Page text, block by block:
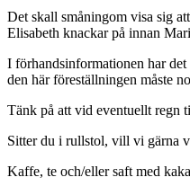
​Det skall småningom visa sig
Elisabeth knackar på innan
I förhandsinformationen har det
den här föreställningen måste
Tänk på att vid eventuellt regn
Sitter du i rullstol, vill vi gärna
Kaffe, te och/eller saft med